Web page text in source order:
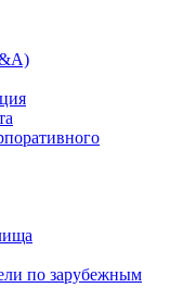
по зарубежным